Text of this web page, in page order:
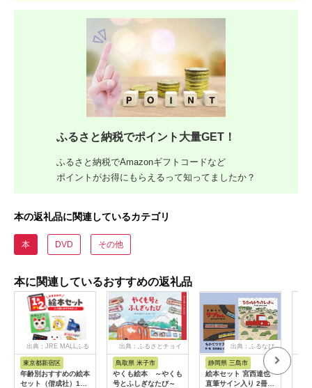
ふるさと納税でポイント大量GET！
ふるさと納税でAmazonギフトコードなど
ポイントがお得にもらえるって知ってましたか？
本の返礼品に関連しているカテゴリ
本 DVD その他
本に関連しているおすすめの返礼品
出典：JRE MALLふる
さと納税
東京都新宿区
年齢別おすすめの絵本
セット（偕成社）1～
出典：ふるさとチョイ
ス
鳥取県 米子市
やくも絵本 ～やくも
号とふしぎなたび～
出典：ふるなび
静岡県 三島市
絵本セット 宮西達也
直筆サイン入り 2冊